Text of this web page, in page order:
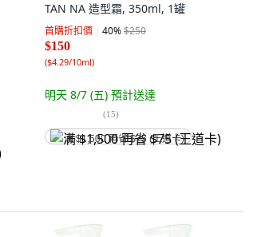
TAN NA 造型霜, 350ml, 1罐
首購折扣價 40%$250
$150
($4.29/10ml)
明天 8/7 (五) 預計送達
(15)
满 $1,500 再省 $75 (王道卡)